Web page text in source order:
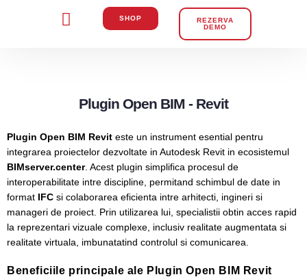
SHOP
REZERVA
DEMO
Plugin Open BIM - Revit
Plugin Open BIM Revit este un instrument esential pentru
integrarea proiectelor dezvoltate in Autodesk Revit in ecosistemul
BIMserver.center. Acest plugin simplifica procesul de
interoperabilitate intre discipline, permitand schimbul de date in
format IFC si colaborarea eficienta intre arhitecti, ingineri si
manageri de proiect. Prin utilizarea lui, specialistii obtin acces rapid
la reprezentari vizuale complexe, inclusiv realitate augmentata si
realitate virtuala, imbunatatind controlul si comunicarea.
Beneficiile principale ale Plugin Open BIM Revit